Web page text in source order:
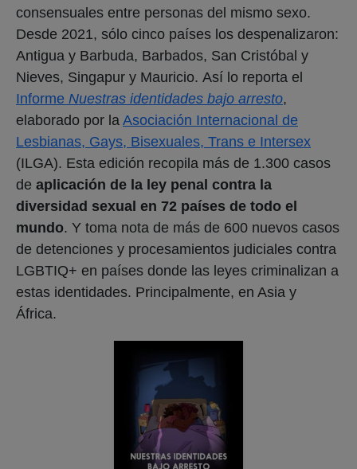
consensuales entre personas del mismo sexo.
Desde 2021, sólo cinco países los despenalizaron:
Antigua y Barbuda, Barbados, San Cristóbal y
Nieves, Singapur y Mauricio. Así lo reporta el
Informe Nuestras identidades bajo arresto,
elaborado por la Asociación Internacional de
Lesbianas, Gays, Bisexuales, Trans e Intersex
(ILGA). Esta edición recopila más de 1.300 casos
de aplicación de la ley penal contra la
diversidad sexual en 72 países de todo el
mundo. Y toma nota de más de 600 nuevos casos
de detenciones y procesamientos judiciales contra
LGBTIQ+ en países donde las leyes criminalizan a
estas identidades. Principalmente, en Asia y
África.